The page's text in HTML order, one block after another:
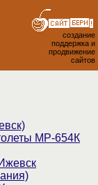
создание
поддержка и
продвижение
сайтов
МР-654К